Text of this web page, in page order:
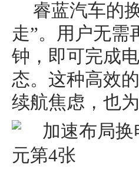
睿蓝汽车的
走”。用户无需
钟，即可完成
态。这种高效
续航焦虑，也